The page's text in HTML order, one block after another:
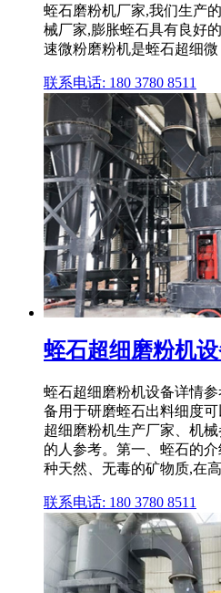
蛭石磨粉机厂家,我们生产
械厂家,膨胀蛭石具有良好
速微粉磨粉机是蛭石超细微
联系电话: 180 3780 8511
蛭石超细磨粉机
蛭石超细磨粉机设备详情
备用于研磨蛭石出料细度
超细磨粉机生产厂家、机
的人参考。第一、蛭石的
种天然、无毒的矿物质,在
联系电话: 180 3780 8511